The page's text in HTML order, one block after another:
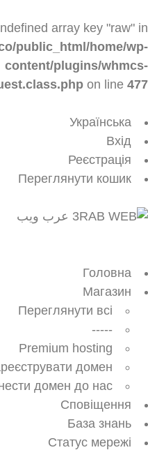
array key "raw" in
public_html/home/wp-
content/plugins/whmcs-
on line 477
Українська
Вхід
Реєстрація
Переглянути кошик
навігацію
Головна
Магазин
Переглянути всі
-----
Premium hosting
домен
домен до нас
Сповіщення
База знань
Статус мережі